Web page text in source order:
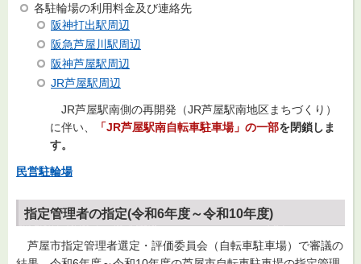
各駐輪場の利用料金及び連絡先
阪神打出駅周辺
阪急芦屋川駅周辺
阪神芦屋駅周辺
JR芦屋駅周辺
JR芦屋駅南側の再開発（JR芦屋駅南地区まちづくり）
に伴い、
「JR芦屋駅南自転車駐車場」の一部を閉鎖しま
す。
民営駐輪場
指定管理者の指定(令和6年度～令和10年度)
芦屋市指定管理者選定・評価委員会（自転車駐車場）で審議の